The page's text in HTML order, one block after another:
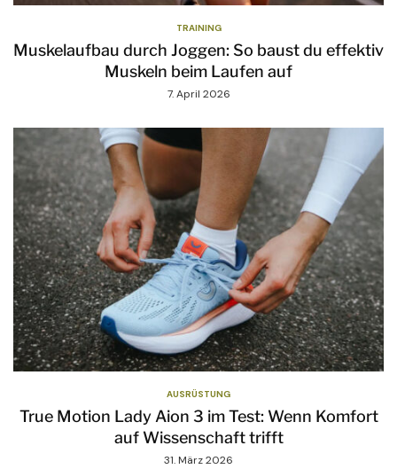
TRAINING
Muskelaufbau durch Joggen: So baust du effektiv
Muskeln beim Laufen auf
7. April 2026
AUSRÜSTUNG
True Motion Lady Aion 3 im Test: Wenn Komfort
auf Wissenschaft trifft
31. März 2026